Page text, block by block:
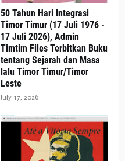
50 Tahun Hari Integrasi
Timor Timur (17 Juli 1976 -
17 Juli 2026), Admin
Timtim Files Terbitkan Buku
tentang Sejarah dan Masa
lalu Timor Timur/Timor
Leste
July 17, 2026